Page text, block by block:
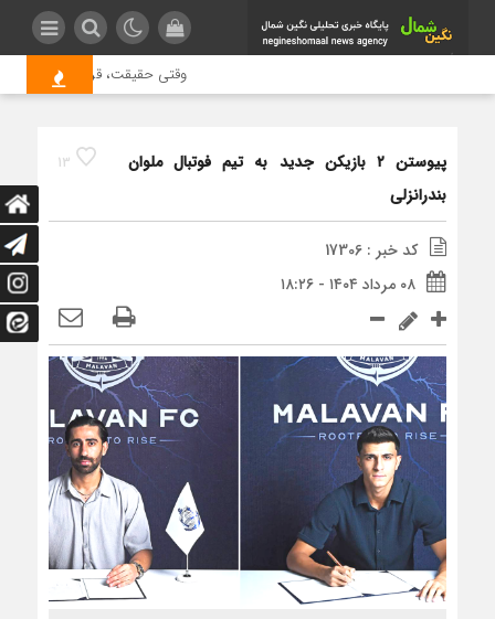
وقتی حقیقت، قربانی بازدید
13
پیوستن ۲ بازیکن جدید به تیم فوتبال ملوان
بندرانزلی
کد خبر : 17306
۰۸ مرداد ۱۴۰۴ - ۱۸:۲۶